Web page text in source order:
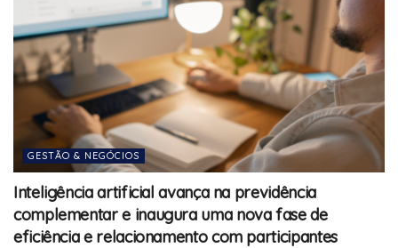
GESTÃO & NEGÓCIOS
Inteligência artificial avança na previdência
complementar e inaugura uma nova fase de
eficiência e relacionamento com participantes